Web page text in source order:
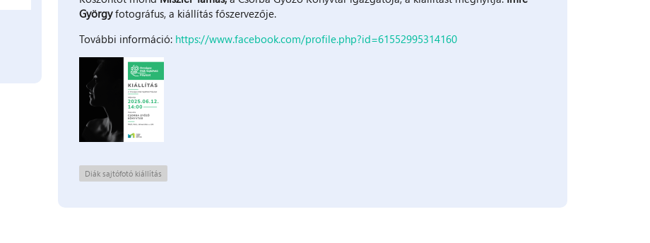
Györgyfotográfus, a kiállítás főszervezője.
További információ: https://www.facebook.com/profile.php?id=61552995314160
Diák sajtófotó kiállítás